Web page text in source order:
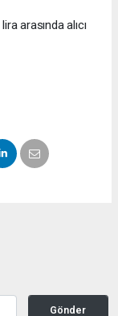
arasında alıcı
Gönder